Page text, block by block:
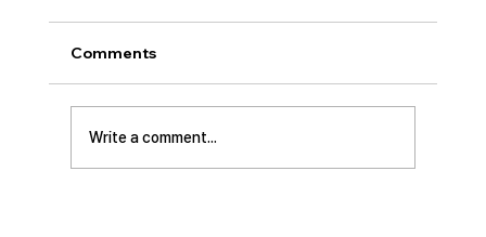
• 서대석 목자 단기 선교 8월 1일부터 13일까지
이스라엘 단기 선교를 다녀옵니다. 관심과 기도
부탁 드립니다. • 가정교회 평신도 세미나 등록
평신도 세미나가 어스틴 늘푸른교회에서 9월 25
일부터 27일까지 있습니다. 등록마감은 8월 7일
Comments
Write a comment...